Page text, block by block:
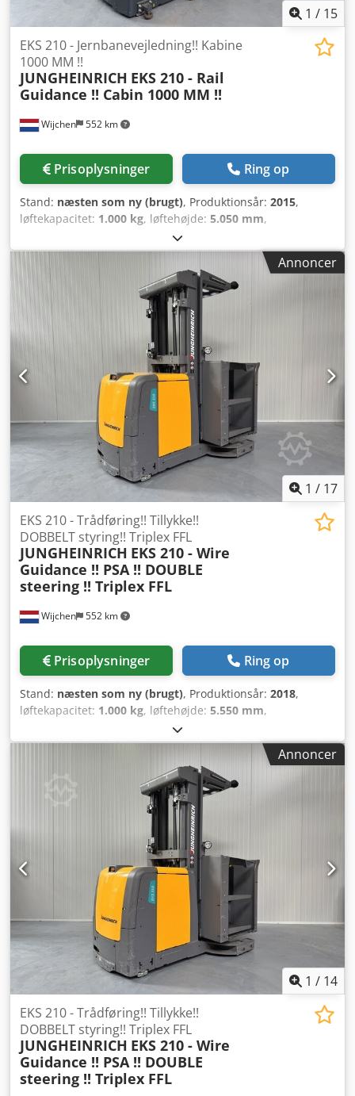
1 / 15
Wijchen 552 km
EKS 210 - Jernbanevejledning!! Kabine
1000 MM !!
JUNGHEINRICH EKS 210 - Rail
Guidance !! Cabin 1000 MM !!
Prisoplysninger Ring op
Stand: næsten som ny (brugt), Produktionsår: 2015,
løftekapacitet: 1.000 kg, løftehøjde: 5.050 mm,
, driftstimer:
brændstoftype:elektrisk, mastetype:duplex, Fabrikant +
model: JUNGHEINRICH EKS 210 Mast: Z + S - 2W5050 ID:
25053.2983 Kategori: Brugte Mast: 2W Sænket højde: 2900
mm Løftehøjde: 5050 mm Kapacitet: 1000 kg
Platformshøjde: 4250 mm Plukkehøjde: 5850 mm Initiering:
Ja Kabinebredde: 1000 mm År: 2015 Timer: 3183 timer
Cedpjzq Udvefx Ag Teha Kapacitet: 48 V / 465 Ah Optioner:
- Sideføring / Skinnestyring
Annoncer
1 / 17
Wijchen 552 km
EKS 210 - Trådføring!! Tillykke!!
DOBBELT styring!! Triplex FFL
JUNGHEINRICH EKS 210 - Wire
Guidance !! PSA !! DOUBLE
steering !! Triplex FFL
Prisoplysninger Ring op
Stand: næsten som ny (brugt), Produktionsår: 2018,
løftekapacitet: 1.000 kg, løftehøjde: 5.550 mm,
, driftstimer:
brændstoftype:elektrisk, mastetype:triplex, Producent +
model: JUNGHEINRICH EKS 210 Mast: Z + i - 3F5550 ID:
25064.5758 Kat.: Brugt Mast: 3F Nedre højde: 2360 mm
Løftehøjde: 5550 mm Kapacitet: 1000 kg Platformshøjde:
4750 mm Plukhøjde: 6350 mm Chodpjzq Udpofx Ag Tja
Initialiseret: Ja Kabinebredde: 1500 mm År: 2018 Timer:
2441 timer Kapacitet: 48 V / 465 Ah Muligheder: Fuld
udstyrspakke!! - Triplexmast - FFL - DOBBELT styresystem!!!!
- Justerbare gafler! - 2 x blå arbejdslys - PSA - Arbejdslys -
Induktiv/trådstyring
Annoncer
1 / 14
EKS 210 - Trådføring!! Tillykke!!
DOBBELT styring!! Triplex FFL
JUNGHEINRICH EKS 210 - Wire
Guidance !! PSA !! DOUBLE
steering !! Triplex FFL